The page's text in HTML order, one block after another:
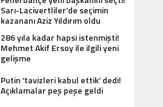
Sarı-Lacivertliler’de seçimin
kazananı Aziz Yıldırım oldu
286 yıla kadar hapsi istenmişti!
Mehmet Akif Ersoy ile ilgili yeni
gelişme
Putin ‘tavizleri kabul ettik’ dedi!
Açıklamalar peş peşe geldi